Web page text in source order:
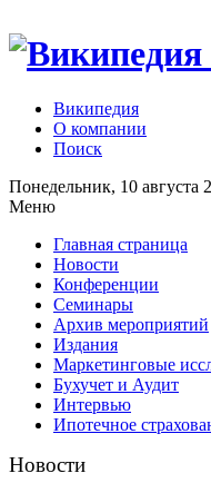
Википедия
О компании
Поиск
Понедельник, 10 августа
Меню
Главная страница
Новости
Конференции
Семинары
Архив мероприятий
Издания
Маркетинговые
Бухучет и Аудит
Интервью
Ипотечное
Новости